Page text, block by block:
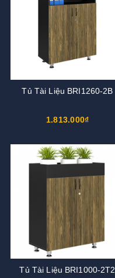
Tủ Tài Liệu BRI1260-2B
1.813.000₫
Tủ Tài Liệu BRI1000-2T2